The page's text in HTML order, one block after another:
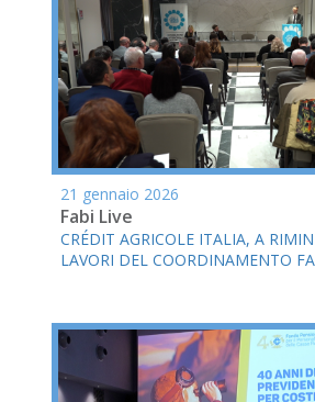
21 gennaio 2026
Fabi Live
CRÉDIT AGRICOLE ITALIA, A
LAVORI DEL COORDINAMENTO